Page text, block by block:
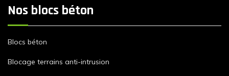
Nos blocs béton
Blocs béton
Blocage terrains anti-intrusion